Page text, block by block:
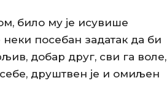
било му је исувише
неки посебан задатак да би
добар друг, сви га воле,
друштвен је и омиљен